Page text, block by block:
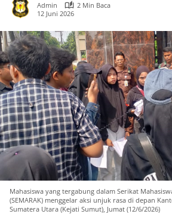
Admin
2 Min Baca
12 Juni 2026
Mahasiswa yang tergabung dalam Serikat
(SEMARAK) menggelar aksi unjuk rasa di depan
Sumatera Utara (Kejati Sumut), Jumat (12/6/2026)